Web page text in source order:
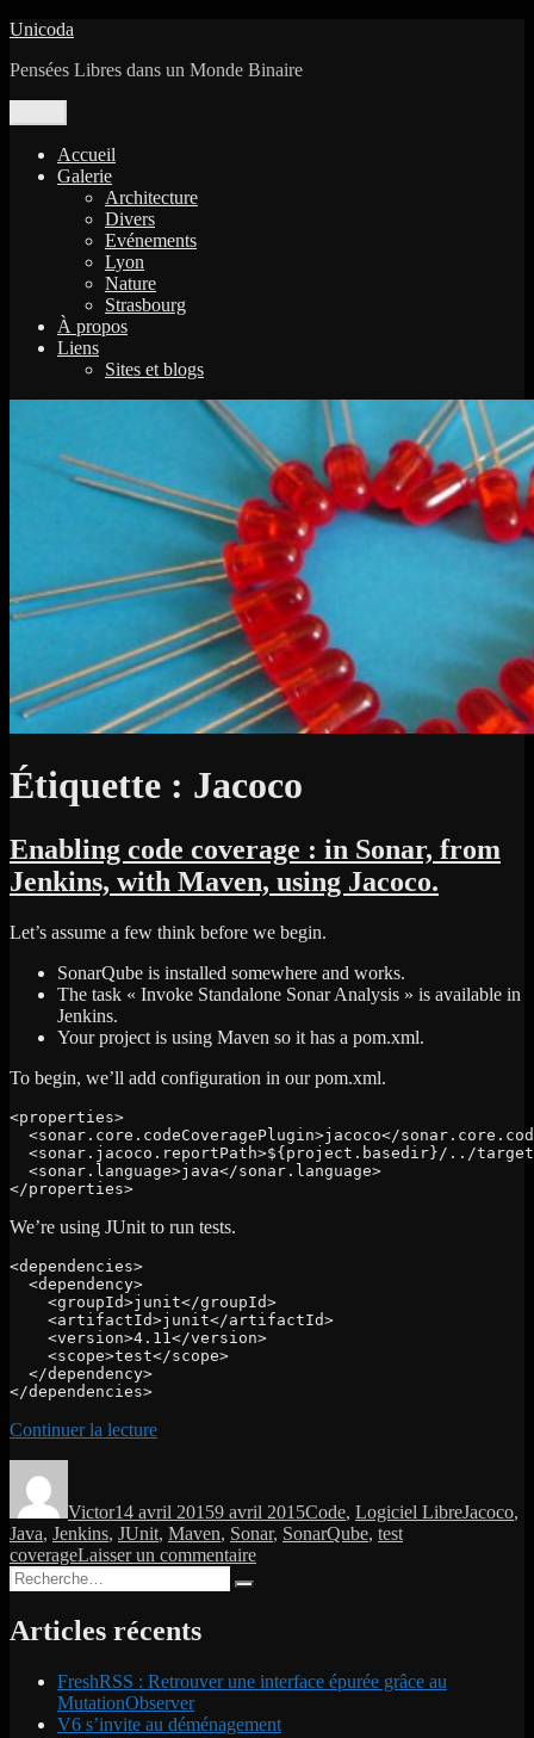
Aller
contenu
Unicoda
Pensées Libres dans un Monde Binaire
Accueil
Galerie
Architecture
Divers
Evénements
Lyon
Nature
Strasbourg
À propos
Liens
Sites et blogs
Étiquette : Jacoco
Enabling code coverage : in Sonar, from
Jenkins, with Maven, using Jacoco.
Let’s assume a few think before we begin.
SonarQube is installed somewhere and works.
The task « Invoke Standalone Sonar Analysis » is available in
Jenkins.
Your project is using Maven so it has a pom.xml.
To begin, we’ll add configuration in our pom.xml.
<properties>
<sonar.core.codeCoveragePlugin>jacoco</
<sonar.jacoco.reportPath>${project.basedir}/../
  <sonar.language>java</sonar.language>
</properties>
We’re using JUnit to run tests.
<dependencies>
  <dependency>
    <groupId>junit</groupId>
    <artifactId>junit</artifactId>
    <version>4.11</version>
    <scope>test</scope>
  </dependency>
</dependencies>
Continuer la lecturede
:
in
Sonar,
with
Maven,
Jacoco. »
Victor14 avril 20159 avril 2015Code, Logiciel LibreJacoco,
Java, Jenkins, JUnit, Maven, Sonar, SonarQube, test
coverageLaisser un commentairesur
Sonar,
Jenkins,
Recherche
pour :
Articles récents
FreshRSS : Retrouver une interface épurée grâce au
MutationObserver
V6 s’invite au déménagement